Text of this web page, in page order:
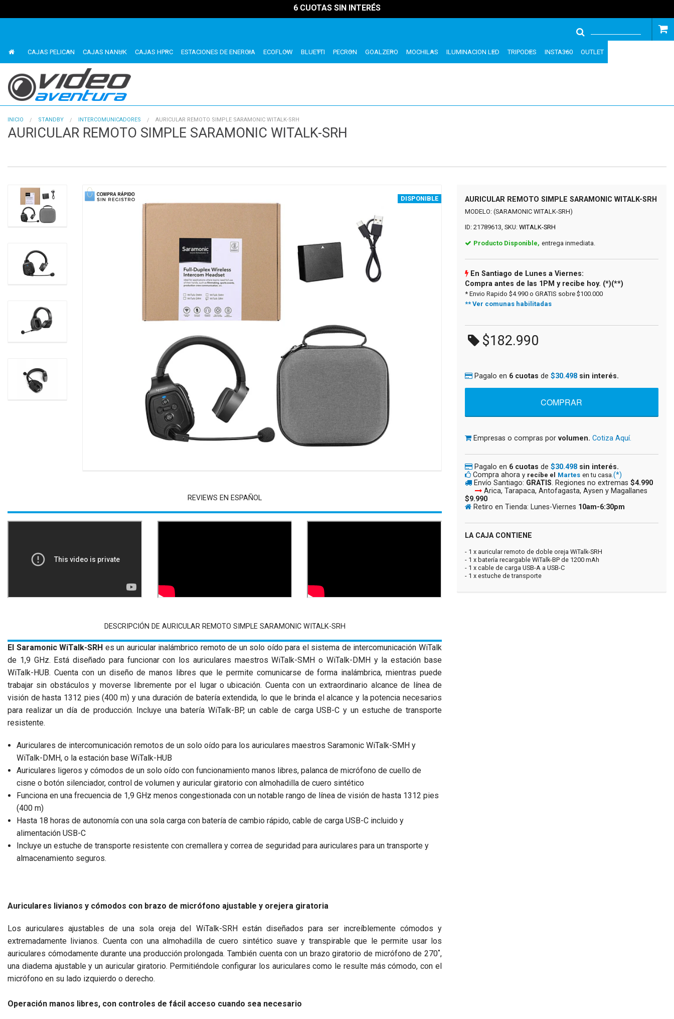
6 CUOTAS SIN INTERÉS
CAJAS PELICAN CAJAS NANUK CAJAS HPRC ESTACIONES DE ENERGIA ECOFLOW BLUETTI PECRON GOALZERO MOCHILAS ILUMINACION LED TRIPODES INSTA360 OUTLET
INICIO STANDBY INTERCOMUNICADORES AURICULAR REMOTO SIMPLE SARAMONIC WITALK-SRH
AURICULAR REMOTO SIMPLE SARAMONIC WITALK-SRH
DISPONIBLE
1 of 4
REVIEWS EN ESPAÑOL
DESCRIPCIÓN DE AURICULAR REMOTO SIMPLE SARAMONIC WITALK-SRH
El Saramonic WiTalk-SRH es un auricular inalámbrico remoto de un solo oído para el sistema de intercomunicación WiTalk
de 1,9 GHz. Está diseñado para funcionar con los auriculares maestros WiTalk-SMH o WiTalk-DMH y la estación base
WiTalk-HUB. Cuenta con un diseño de manos libres que le permite comunicarse de forma inalámbrica, mientras puede
trabajar sin obstáculos y moverse libremente por el lugar o ubicación. Cuenta con un extraordinario alcance de línea de
visión de hasta 1312 pies (400 m) y una duración de batería extendida, lo que le brinda el alcance y la potencia necesarios
para realizar un día de producción. Incluye una batería WiTalk-BP, un cable de carga USB-C y un estuche de transporte
resistente.
Auriculares de intercomunicación remotos de un solo oído para los auriculares maestros Saramonic WiTalk-SMH y
WiTalk-DMH, o la estación base WiTalk-HUB
Auriculares ligeros y cómodos de un solo oído con funcionamiento manos libres, palanca de micrófono de cuello de
cisne o botón silenciador, control de volumen y auricular giratorio con almohadilla de cuero sintético
Funciona en una frecuencia de 1,9 GHz menos congestionada con un notable rango de línea de visión de hasta 1312 pies
(400 m)
Hasta 18 horas de autonomía con una sola carga con batería de cambio rápido, cable de carga USB-C incluido y
alimentación USB-C
Incluye un estuche de transporte resistente con cremallera y correa de seguridad para auriculares para un transporte y
almacenamiento seguros.
Auriculares livianos y cómodos con brazo de micrófono ajustable y orejera giratoria
Los auriculares ajustables de una sola oreja del WiTalk-SRH están diseñados para ser increíblemente cómodos y
extremadamente livianos. Cuenta con una almohadilla de cuero sintético suave y transpirable que le permite usar los
auriculares cómodamente durante una producción prolongada. También cuenta con un brazo giratorio de micrófono de 270˚,
una diadema ajustable y un auricular giratorio. Permitiéndole configurar los auriculares como le resulte más cómodo, con el
micrófono en su lado izquierdo o derecho.
Operación manos libres, con controles de fácil acceso cuando sea necesario
AURICULAR REMOTO SIMPLE SARAMONIC WITALK-SRH
MODELO: (SARAMONIC WITALK-SRH)
ID: 21789613, SKU: WITALK-SRH
Producto Disponible, entrega inmediata.
En Santiago de Lunes a Viernes:
Compra antes de las 1PM y recibe hoy. (*)(**)
* Envio Rapido $4.990 o GRATIS sobre $100.000
** Ver comunas habilitadas
$182.990
Pagalo en 6 cuotas de $30.498 sin interés.
Empresas o compras por volumen. Cotiza Aquí.
Pagalo en 6 cuotas de $30.498 sin interés.
Compra ahora y recíbe el Martes en tu casa. (*)
Envío Santiago: GRATIS. Regiones no extremas $4.990
Arica, Tarapaca, Antofagasta, Aysen y Magallanes
$9.990
Retiro en Tienda: Lunes-Viernes 10am-6:30pm
LA CAJA CONTIENE
- 1 x auricular remoto de doble oreja WiTalk-SRH
- 1 x batería recargable WiTalk-BP de 1200 mAh
- 1 x cable de carga USB-A a USB-C
- 1 x estuche de transporte